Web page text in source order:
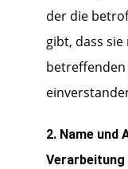
der die
gibt, dass
2. Name und